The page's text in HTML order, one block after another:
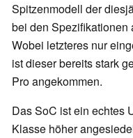
Spitzenmodell der
bei den Spezifikationen
Wobei letzteres nur
ist dieser bereits stark
Pro angekommen.
Das SoC ist ein echtes
Klasse höher